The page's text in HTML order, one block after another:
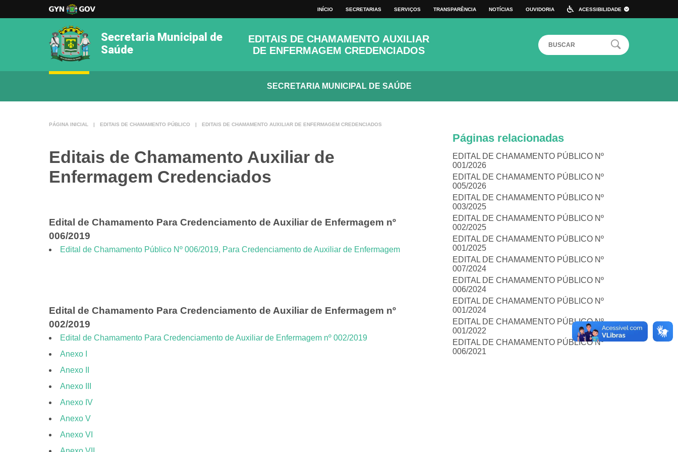
INÍCIO SECRETARIAS SERVIÇOS TRANSPARÊNCIA NOTÍCIAS OUVIDORIA ACESSIBILIDADE
Secretaria Municipal de
Saúde
EDITAIS DE CHAMAMENTO AUXILIAR
DE ENFERMAGEM CREDENCIADOS
SECRETARIA MUNICIPAL DE SAÚDE
PÁGINA INICIAL | EDITAIS DE CHAMAMENTO PÚBLICO | EDITAIS DE CHAMAMENTO AUXILIAR DE ENFERMAGEM CREDENCIADOS
Editais de Chamamento Auxiliar de
Enfermagem Credenciados
Edital de Chamamento Para Credenciamento de Auxiliar de Enfermagem nº
006/2019
Edital de Chamamento Público Nº 006/2019, Para Credenciamento de Auxiliar de Enfermagem
Edital de Chamamento Para Credenciamento de Auxiliar de Enfermagem nº
002/2019
Edital de Chamamento Para Credenciamento de Auxiliar de Enfermagem nº 002/2019
Anexo I
Anexo II
Anexo III
Anexo IV
Anexo V
Anexo VI
Páginas relacionadas
EDITAL DE CHAMAMENTO PÚBLICO Nº
001/2026
EDITAL DE CHAMAMENTO PÚBLICO Nº
005/2026
EDITAL DE CHAMAMENTO PÚBLICO Nº
003/2025
EDITAL DE CHAMAMENTO PÚBLICO Nº
002/2025
EDITAL DE CHAMAMENTO PÚBLICO Nº
001/2025
EDITAL DE CHAMAMENTO PÚBLICO Nº
007/2024
EDITAL DE CHAMAMENTO PÚBLICO Nº
006/2024
EDITAL DE CHAMAMENTO PÚBLICO Nº
001/2024
EDITAL DE CHAMAMENTO PÚBLICO Nº
001/2022
EDITAL DE CHAMAMENTO PÚBLICO Nº
006/2021